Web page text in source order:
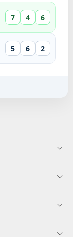
7 4 6
5 6 2